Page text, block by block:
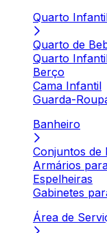
Quarto
Quarto de
Quarto
Berço
Cama Infantil
Guarda-
Banheiro
Conjuntos de
Armários
Espelheiras
Gabinetes
Área de